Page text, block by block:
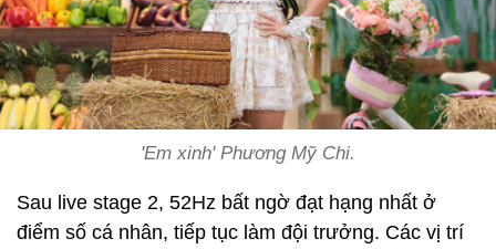
'Em xinh' Phương Mỹ Chi.
Sau live stage 2, 52Hz bất ngờ đạt hạng nhất ở
điểm số cá nhân, tiếp tục làm đội trưởng. Các vị trí